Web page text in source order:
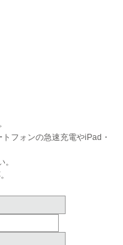
フォンの急速充電やiPad・